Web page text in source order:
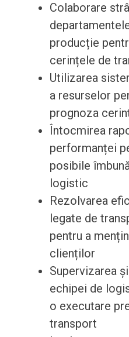
Colaborare
producție
cerințele de
Utilizarea
a resurselor
prognoza
Întocmirea
performanței
posibile
logistic
Rezolvarea
legate de
pentru a
clienților
Supervizarea
echipei de
o executare
transport